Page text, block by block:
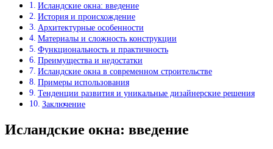
Исландские окна: введение
История и происхождение
Архитектурные особенности
Материалы и сложность конструкции
Функциональность и практичность
Преимущества и недостатки
Исландские окна в современном строительстве
Примеры использования
Тенденции развития и уникальные дизайнерские решения
Заключение
Исландские окна: введение